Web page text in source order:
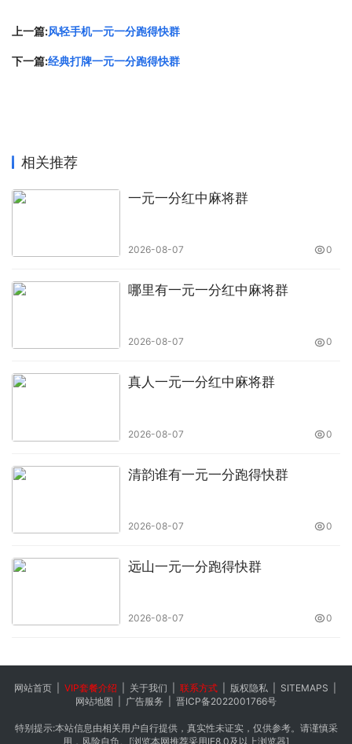
上一篇:风轻手机一元一分跑得快群
下一篇:经典打牌一元一分跑得快群
相关推荐
一元一分红中麻将群
2026-08-07 0
哪里有一元一分红中麻将群
2026-08-07 0
真人一元一分红中麻将群
2026-08-07 0
清韵谁有一元一分跑得快群
2026-08-07 0
远山一元一分跑得快群
2026-08-07 0
网站首页| VIP套餐介绍 关于我们 联系方式| 版权隐私| SITEMAPS
网站地图
广告服务 晋ICP备2022001766号
特别提示:本站信息由相关用户自行提供，真实性未证实，仅供参考。请谨慎采
用，风险自负。[浏览本网推荐采用IE8.0及以上浏览器]